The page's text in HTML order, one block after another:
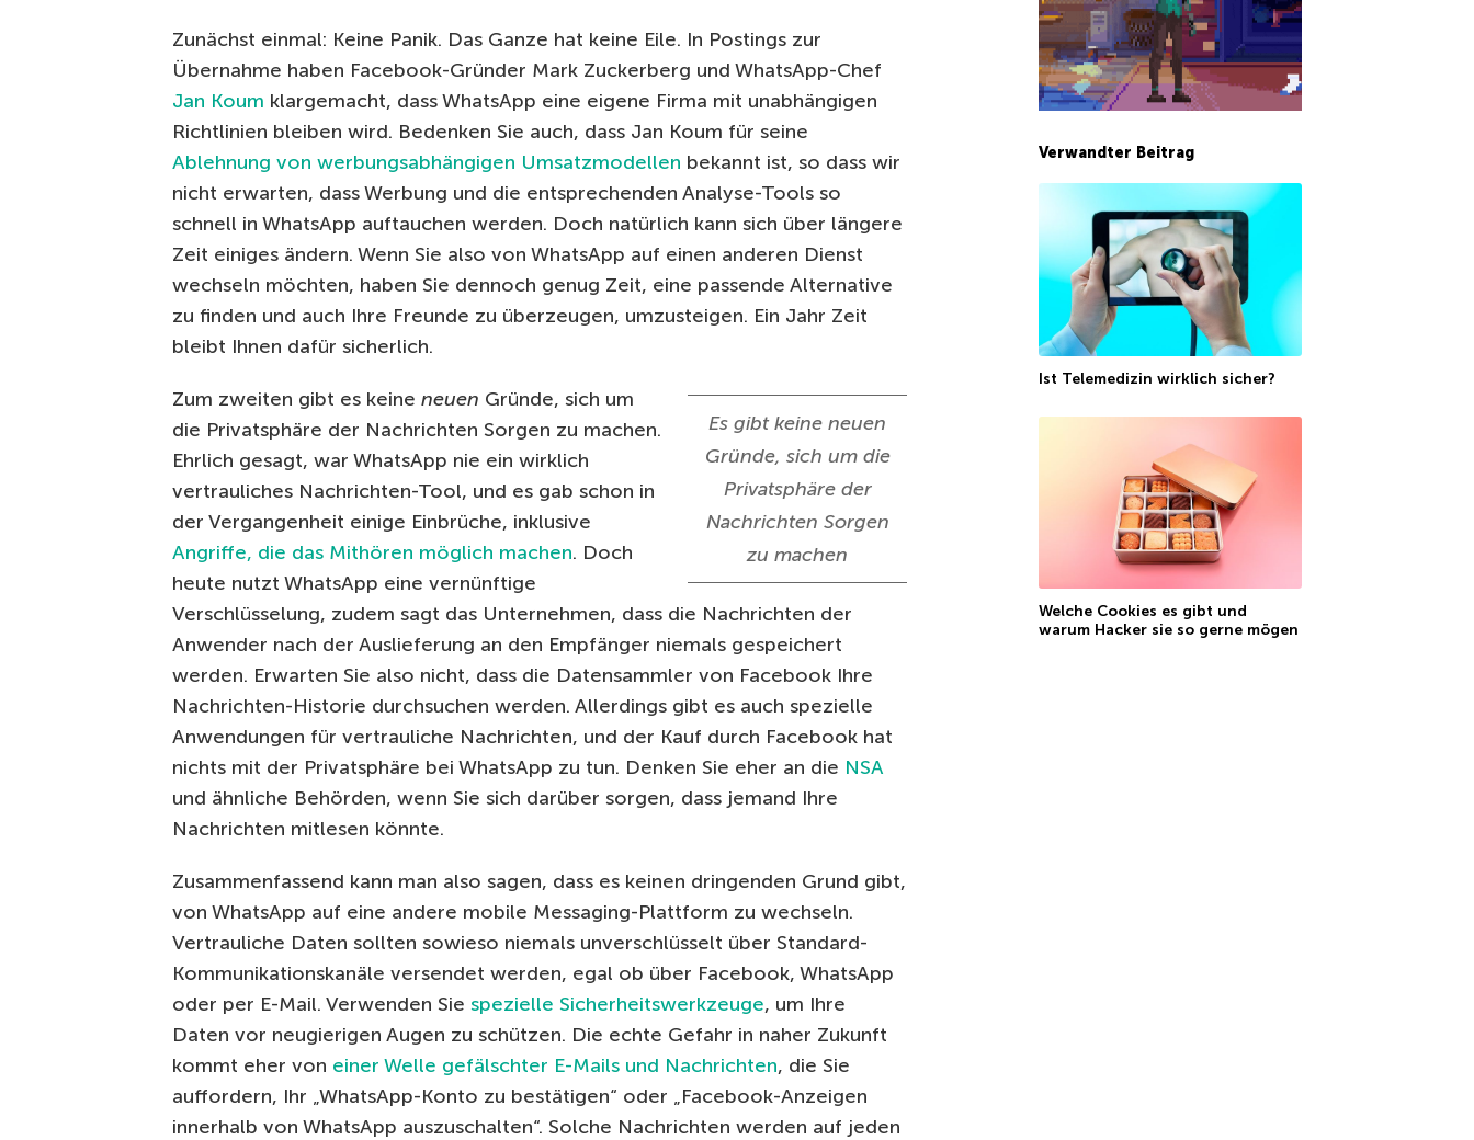
Zunächst einmal: Keine Panik. Das Ganze hat keine Eile. In Postings zur
Übernahme haben Facebook-Gründer Mark Zuckerberg und WhatsApp-Chef
Jan Koum klargemacht, dass WhatsApp eine eigene Firma mit unabhängigen
Richtlinien bleiben wird. Bedenken Sie auch, dass Jan Koum für seine
Ablehnung von werbungsabhängigen Umsatzmodellen bekannt ist, so dass wir
nicht erwarten, dass Werbung und die entsprechenden Analyse-Tools so
schnell in WhatsApp auftauchen werden. Doch natürlich kann sich über längere
Zeit einiges ändern. Wenn Sie also von WhatsApp auf einen anderen Dienst
wechseln möchten, haben Sie dennoch genug Zeit, eine passende Alternative
zu finden und auch Ihre Freunde zu überzeugen, umzusteigen. Ein Jahr Zeit
bleibt Ihnen dafür sicherlich.
Es gibt keine neuen
Gründe, sich um die
Privatsphäre der
Nachrichten Sorgen
zu machen
Zum zweiten gibt es keine neuen Gründe, sich um
die Privatsphäre der Nachrichten Sorgen zu machen.
Ehrlich gesagt, war WhatsApp nie ein wirklich
vertrauliches Nachrichten-Tool, und es gab schon in
der Vergangenheit einige Einbrüche, inklusive
Angriffe, die das Mithören möglich machen. Doch
heute nutzt WhatsApp eine vernünftige
Verschlüsselung, zudem sagt das Unternehmen, dass die Nachrichten der
Anwender nach der Auslieferung an den Empfänger niemals gespeichert
werden. Erwarten Sie also nicht, dass die Datensammler von Facebook Ihre
Nachrichten-Historie durchsuchen werden. Allerdings gibt es auch spezielle
Anwendungen für vertrauliche Nachrichten, und der Kauf durch Facebook hat
nichts mit der Privatsphäre bei WhatsApp zu tun. Denken Sie eher an die NSA
und ähnliche Behörden, wenn Sie sich darüber sorgen, dass jemand Ihre
Nachrichten mitlesen könnte.
Zusammenfassend kann man also sagen, dass es keinen dringenden Grund gibt,
von WhatsApp auf eine andere mobile Messaging-Plattform zu wechseln.
Vertrauliche Daten sollten sowieso niemals unverschlüsselt über Standard-
Kommunikationskanäle versendet werden, egal ob über Facebook, WhatsApp
oder per E-Mail. Verwenden Sie spezielle Sicherheitswerkzeuge, um Ihre
Daten vor neugierigen Augen zu schützen. Die echte Gefahr in naher Zukunft
kommt eher von einer Welle gefälschter E-Mails und Nachrichten, die Sie
auffordern, Ihr „WhatsApp-Konto zu bestätigen“ oder „Facebook-Anzeigen
innerhalb von WhatsApp auszuschalten“. Solche Nachrichten werden auf jeden
Verwandter Beitrag
Ist Telemedizin wirklich sicher?
Welche Cookies es gibt und
warum Hacker sie so gerne mögen